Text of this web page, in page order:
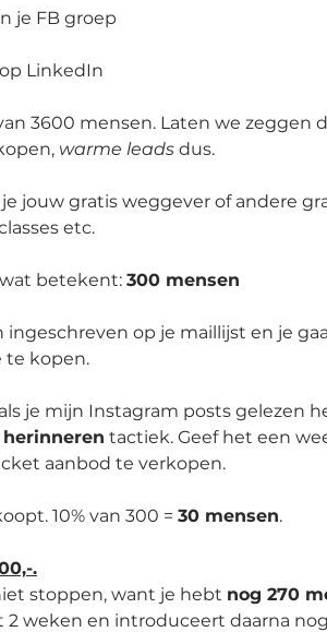
je FB groep
LinkedIn
3600 mensen. Laten we zeggen
warme leads dus.
jouw gratis weggever of andere
etc.
betekent: 300 mensen
ingeschreven op je maillijst en je
te kopen.
je mijn Instagram posts gelezen
tactiek. Geef het een
aanbod te verkopen.
10% van 300 = 30 mensen.
.
stoppen, want je hebt nog 270
2 weken en introduceert daarna